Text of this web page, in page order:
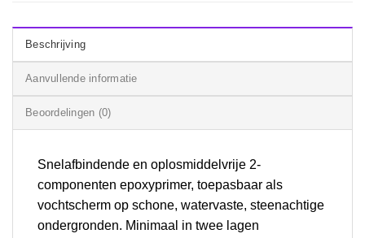
Beschrijving
Aanvullende informatie
Beoordelingen (0)
Snelafbindende en oplosmiddelvrije 2-
componenten epoxyprimer, toepasbaar als
vochtscherm op schone, watervaste, steenachtige
ondergronden. Minimaal in twee lagen